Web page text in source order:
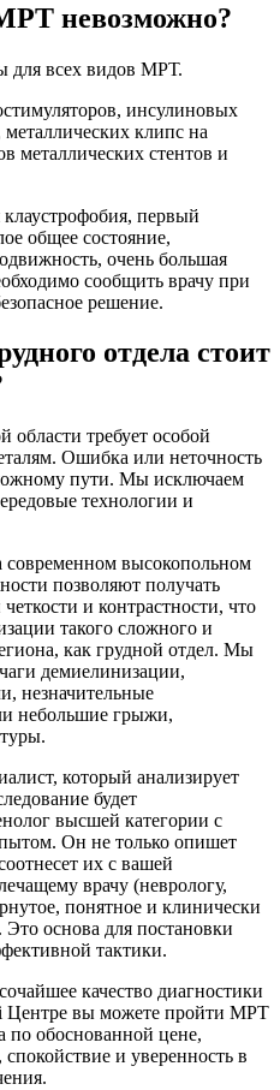
невозможно?
для всех видов МРТ.
инсулиновых
клипс на
металлических стентов и
первый
общее состояние,
очень большая
сообщить врачу при
решение.
отдела стоит
области требует особой
Ошибка или неточность
пути. Мы исключаем
технологии и
современном высокопольном
позволяют получать
и контрастности, что
такого сложного и
как грудной отдел. Мы
демиелинизации,
незначительные
небольшие грыжи,
который анализирует
будет
высшей категории с
Он не только опишет
их с вашей
врачу (неврологу,
понятное и клинически
основа для постановки
тактики.
качество диагностики
вы можете пройти МРТ
по обоснованной цене,
и уверенность в